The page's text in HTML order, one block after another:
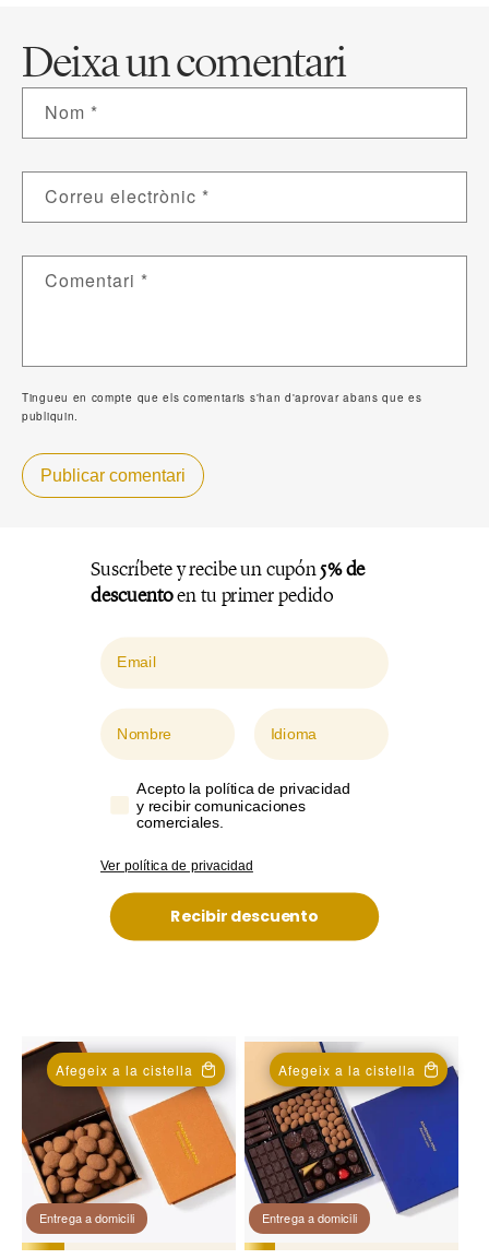
Deixa un comentari
Nom *
Correu electrònic *
Comentari *
Tingueu en compte que els comentaris s'han d'aprovar abans que es
publiquin.
Publicar comentari
Suscríbete y recibe un cupón5% de
descuentoen tu primer pedido
Email
Nombre Idioma
Acepto la política de privacidad
y recibir comunicaciones
comerciales.
Ver política de privacidad
Recibir descuento
Entrega a domicili
Afegeix a la cistella
Entrega a domicili
Afegeix a la cistella